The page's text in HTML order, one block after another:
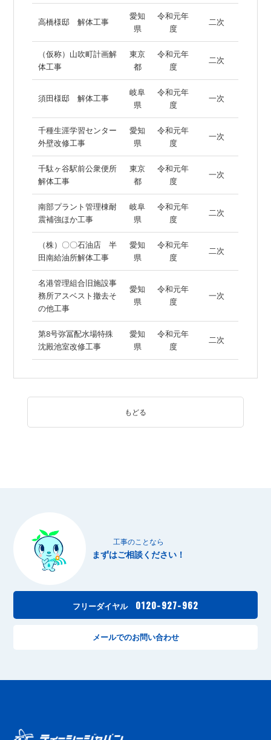
高橋様邸 解体工事
愛知
県
令和元年
度
二次
（仮称）山吹町計画解
体工事
東京
都
令和元年
度
二次
須田様邸 解体工事
岐阜
県
令和元年
度
一次
千種生涯学習センター
外壁改修工事
愛知
県
令和元年
度
一次
千駄ヶ谷駅前公衆便所
解体工事
東京
都
令和元年
度
一次
南部プラント管理棟耐
震補強ほか工事
岐阜
県
令和元年
度
二次
（株）〇〇石油店 半
田南給油所解体工事
愛知
県
令和元年
度
二次
名港管理組合旧施設事
務所アスベスト撤去そ
の他工事
愛知
県
令和元年
度
一次
第8号弥冨配水場特殊
沈殿池室改修工事
愛知
県
令和元年
度
二次
もどる
工事のことなら
まずはご相談ください！
フリーダイヤル 0120-927-962
メールでのお問い合わせ